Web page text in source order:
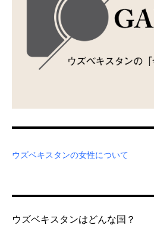
ウズベキスタンの女性について
ウズベキスタンはどんな国？